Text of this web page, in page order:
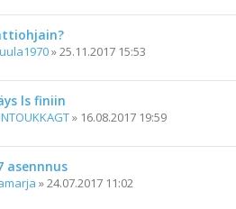
»25.11.2017 15:53
ls finiin
» 16.08.2017 19:59
asennnus
»24.07.2017 11:02